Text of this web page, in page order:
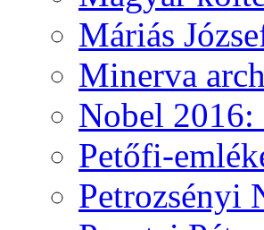
Máriás
Minerva
Nobel
Petőfi-
Petrozsényi